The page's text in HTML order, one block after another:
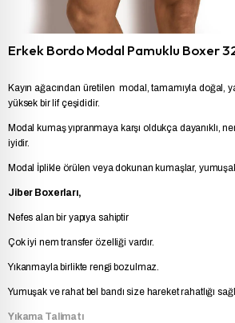
Erkek Bordo Modal Pamuklu Boxer
Kayın ağacından üretilen modal, tamamıyla doğal,
yüksek bir lif çeşididir.
Modal kumaş yıpranmaya karşı oldukça dayanıklı,
iyidir.
Modal İplikle örülen veya dokunan kumaşlar,
Jiber Boxerları,
Nefes alan bir yapıya sahiptir
Çok iyi nem transfer özelliği vardır.
Yıkanmayla birlikte rengi bozulmaz.
Yumuşak ve rahat bel bandı size hareket rahatlığı
Yıkama Talimatı